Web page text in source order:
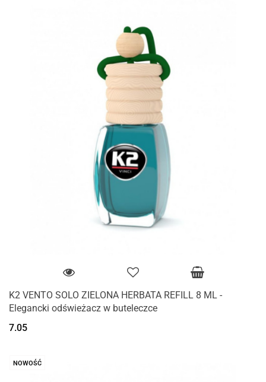
K2 VENTO SOLO ZIELONA HERBATA REFILL 8 ML -
Elegancki odświeżacz w buteleczce
7.05
NOWOŚĆ